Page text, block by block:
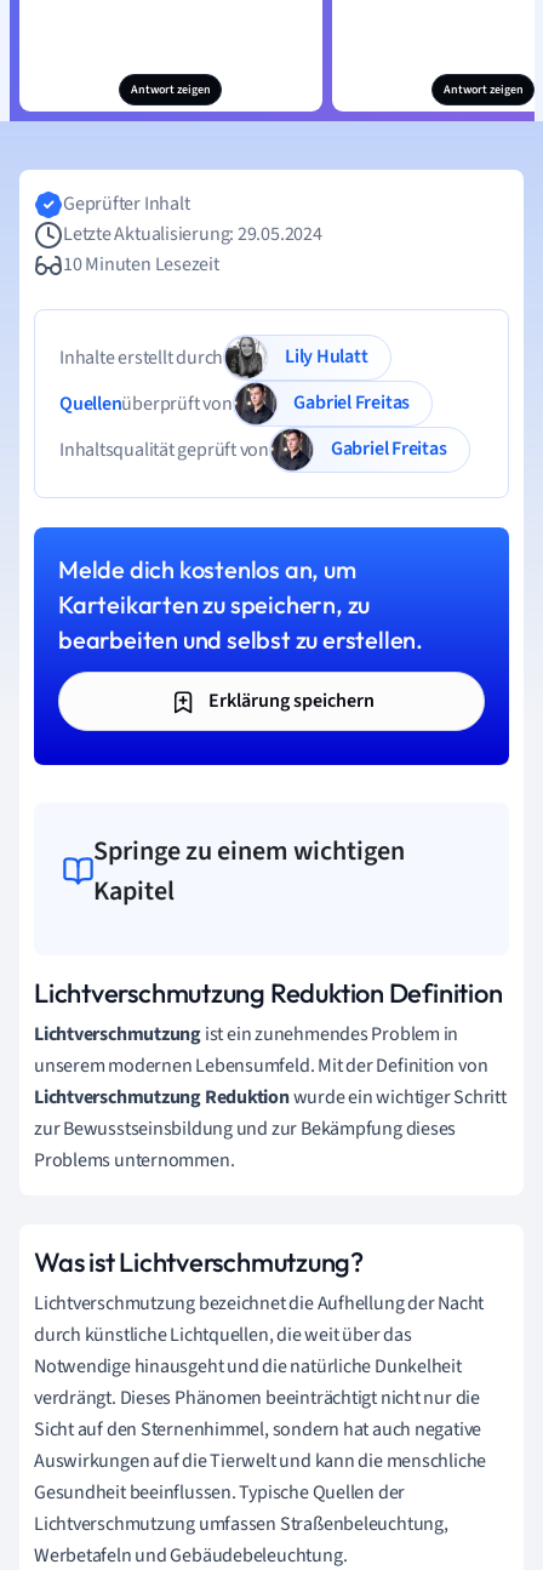
Antwort zeigen Antwort zeigen
Geprüfter Inhalt
Letzte Aktualisierung: 29.05.2024
10 Minuten Lesezeit
Inhalte erstellt durch
Lily Hulatt
Quellenüberprüft von
Gabriel Freitas
Inhaltsqualität geprüft von
Gabriel Freitas
Melde dich kostenlos an, um
Karteikarten zu speichern, zu
bearbeiten und selbst zu erstellen.
Erklärung speichern
Springe zu einem wichtigen
Kapitel
Lichtverschmutzung Reduktion Definition
Lichtverschmutzungist ein zunehmendes Problem in
unserem modernen Lebensumfeld. Mit der Definition von
Lichtverschmutzung Reduktionwurde ein wichtiger Schritt
zur Bewusstseinsbildung und zur Bekämpfung dieses
Problems unternommen.
Was ist Lichtverschmutzung?
Lichtverschmutzung bezeichnet die Aufhellung der Nacht
durch künstliche Lichtquellen, die weit über das
Notwendige hinausgeht und die natürliche Dunkelheit
verdrängt. Dieses Phänomen beeinträchtigt nicht nur die
Sicht auf den Sternenhimmel, sondern hat auch negative
Auswirkungen auf die Tierwelt und kann die menschliche
Gesundheit beeinflussen. Typische Quellen der
Lichtverschmutzung umfassen Straßenbeleuchtung,
Werbetafeln und Gebäudebeleuchtung.